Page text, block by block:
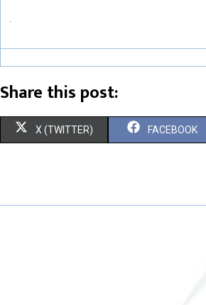
Share this post:
S
R
X (TWITTER) S
R
FACEBOOK